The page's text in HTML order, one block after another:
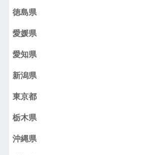
徳島県
愛媛県
愛知県
新潟県
東京都
栃木県
沖縄県